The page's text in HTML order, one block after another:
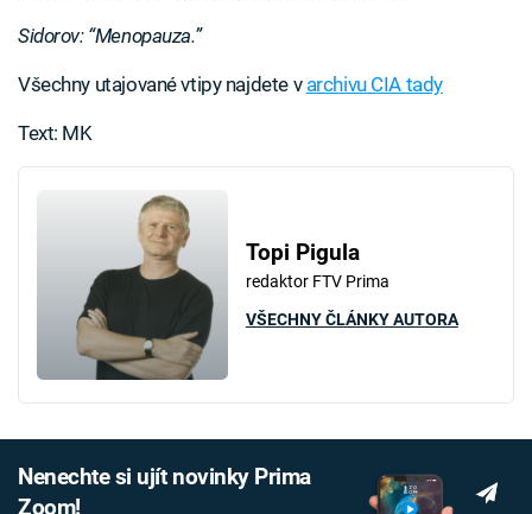
Sidorov: “Menopauza.”
Všechny utajované vtipy najdete v archivu CIA tady
Text: MK
Topi Pigula
redaktor FTV Prima
VŠECHNY ČLÁNKY AUTORA
Nenechte si ujít novinky Prima
Zoom!